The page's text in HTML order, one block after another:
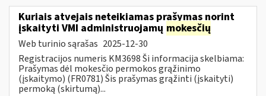
Kuriais atvejais neteikiamas prašymas norint
įskaityti VMI administruojamų mokesčių
Web turinio sąrašas 2025-12-30
Registracijos numeris KM3698 Ši informacija skelbiama:
Prašymas dėl mokesčio permokos grąžinimo
(įskaitymo) (FR0781) Šis prašymas grąžinti (įskaityti)
permoką (skirtumą)...